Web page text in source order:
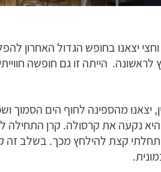
אני ובתי קרן בת ה10 וחצי יצאנו בחופש
הייתה זו גם חופשה
יצאנו מהספינה לחוף הים הסמוך
נקעה את קרסולה. קרן התחילה
קצת להילחץ מכך. בשלב זה